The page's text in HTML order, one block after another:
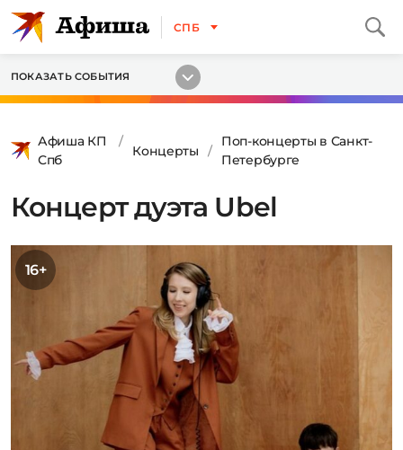
СПБ
ПОКАЗАТЬ СОБЫТИЯ
Афиша КП
Спб
Концерты
Поп-концерты в Санкт-
Петербурге
Концерт дуэта Ubel
16+